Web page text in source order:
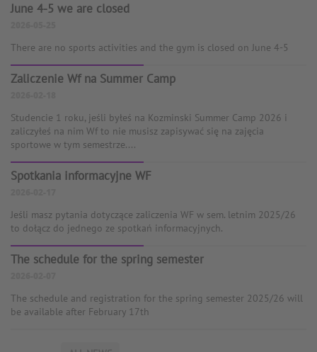
June 4-5 we are closed
There are no sports activities and the gym is closed on June 4-5
Zaliczenie Wf na Summer Camp
Studencie 1 roku, jeśli byłeś na Kozminski Summer Camp 2026 i
zaliczyłeś na nim Wf to nie musisz zapisywać się na zajęcia
sportowe w tym semestrze....
Spotkania informacyjne WF
Jeśli masz pytania dotyczące zaliczenia WF w sem. letnim 2025/26
to dołącz do jednego ze spotkań informacyjnych.
The schedule for the spring semester
The schedule and registration for the spring semester 2025/26 will
be available after February 17th